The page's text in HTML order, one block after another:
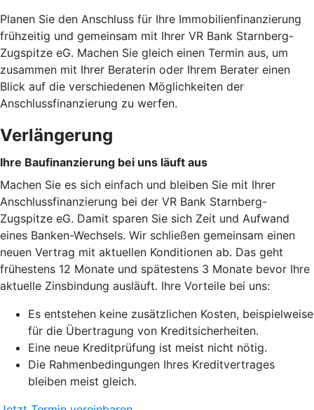
Planen Sie den Anschluss für Ihre Immobilienfinanzierung
frühzeitig und gemeinsam mit Ihrer VR Bank Starnberg-
Zugspitze eG. Machen Sie gleich einen Termin aus, um
zusammen mit Ihrer Beraterin oder Ihrem Berater einen
Blick auf die verschiedenen Möglichkeiten der
Anschlussfinanzierung zu werfen.
Verlängerung
Ihre Baufinanzierung bei uns läuft aus
Machen Sie es sich einfach und bleiben Sie mit Ihrer
Anschlussfinanzierung bei der VR Bank Starnberg-
Zugspitze eG. Damit sparen Sie sich Zeit und Aufwand
eines Banken-Wechsels. Wir schließen gemeinsam einen
neuen Vertrag mit aktuellen Konditionen ab. Das geht
frühestens 12 Monate und spätestens 3 Monate bevor Ihre
aktuelle Zinsbindung ausläuft. Ihre Vorteile bei uns:
Es entstehen keine zusätzlichen Kosten, beispielweise
für die Übertragung von Kreditsicherheiten.
Eine neue Kreditprüfung ist meist nicht nötig.
Die Rahmenbedingungen Ihres Kreditvertrages
bleiben meist gleich.